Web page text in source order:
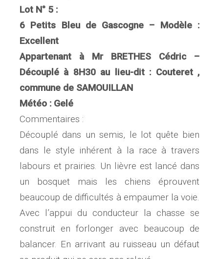
Lot N° 5 :
6 Petits Bleu de Gascogne – Modèle :
Excellent
Appartenant à Mr BRETHES Cédric –
Découplé à 8H30 au lieu-dit : Couteret ,
commune de SAMOUILLAN
Météo : Gelé
Commentaires :
Découplé dans un semis, le lot quête bien
dans le style inhérent à la race à travers
labours et prairies. Un lièvre est lancé dans
un bosquet mais les chiens éprouvent
beaucoup de difficultés à empaumer la voie.
Avec l’appui du conducteur la chasse se
construit en forlonger avec beaucoup de
balancer. En arrivant au ruisseau un défaut